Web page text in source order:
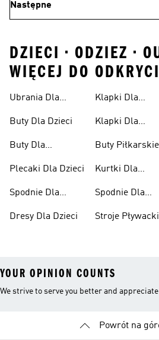
Następne
DZIECI • ODZIEZ •
WIĘCEJ DO
Ubrania Dla
Buty Dla Dzieci
Buty Dla
Plecaki Dla Dzieci
Spodnie Dla
Dresy Dla Dzieci
Klapki Dla
Klapki Dla
Buty Piłkarskie
Kurtki Dla
Spodnie Dla
Stroje
YOUR OPINION COUNTS
We strive to serve you better and
Powrót na